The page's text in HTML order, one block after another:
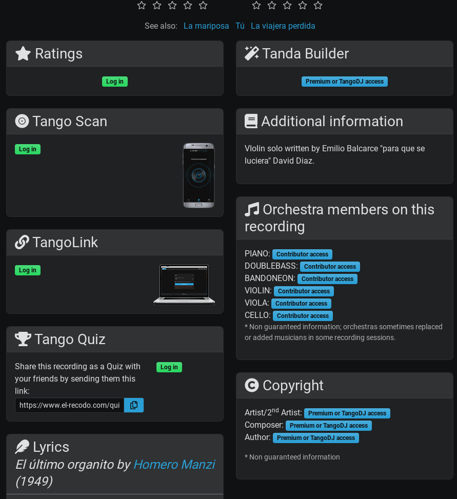
See also: La mariposa Tú La viajera perdida
Ratings
Log in
Tango Scan
Log in
TangoLink
Log in
Tango Quiz
Share this recording as a Quiz with
your friends by sending them this
link:
Log in
Lyrics
El último organito byHomero Manzi
(1949)
Tanda Builder
Premium or TangoDJ access
Additional information
VIolin solo written by Emilio Balcarce "para que se
luciera" David Diaz.
Orchestra members on this
recording
PIANO: Contributor access
DOUBLEBASS: Contributor access
BANDONEON: Contributor access
VIOLIN: Contributor access
VIOLA: Contributor access
CELLO: Contributor access
* Non guaranteed information; orchestras sometimes replaced
or added musicians in some recording sessions.
Copyright
Artist/2nd Artist: Premium or TangoDJ access
Composer: Premium or TangoDJ access
Author: Premium or TangoDJ access
* Non guaranteed information